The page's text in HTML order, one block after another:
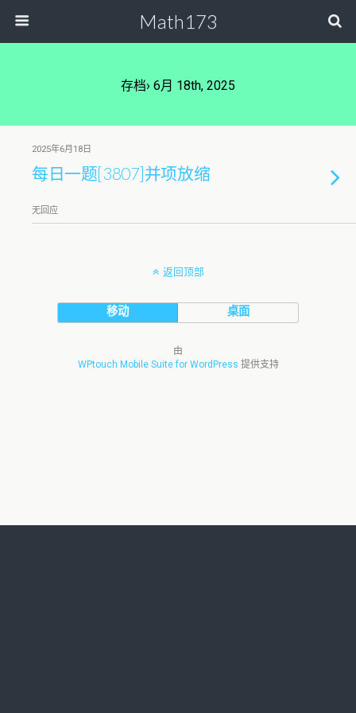
Math173
存档› 6月 18th, 2025
2025年6月18日
每日一题[3807]并项放缩
无回应
返回顶部
移动 桌面
由
WPtouch Mobile Suite for WordPress 提供支持